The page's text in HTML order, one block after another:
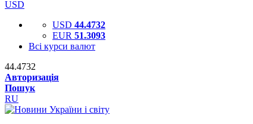
USD
USD 44.4732
EUR 51.3093
Всі курси валют
44.4732
Авторизація
Пошук
RU